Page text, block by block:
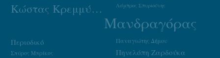
Κώστας Κρεμμύδας Λάμπρος Σπυριούνης
Μανδραγόρας
Παναγιώτης Δήμου
Περιοδικό
Πηνελόπη Ζαρδούκα
Σπύρος Μπρίκος